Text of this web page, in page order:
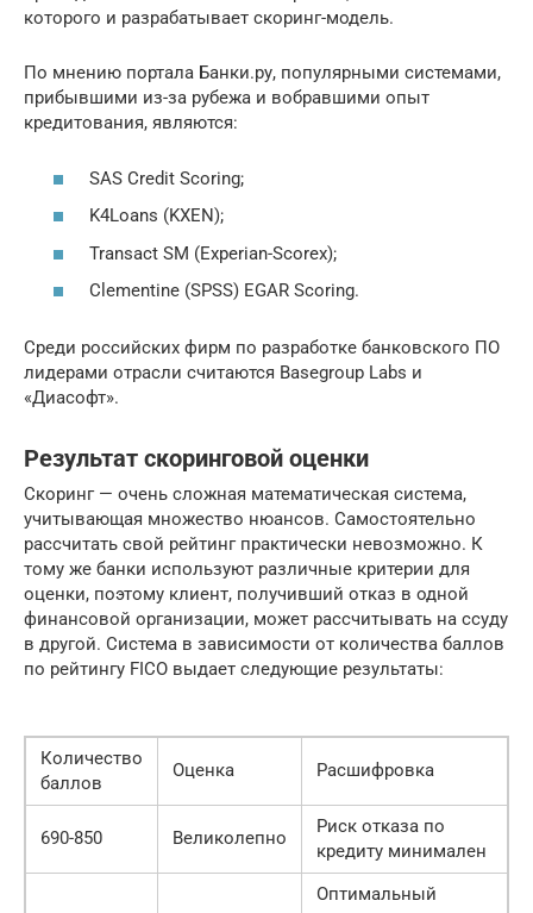
которого и разрабатывает скоринг-модель.
По мнению портала Банки.ру, популярными системами,
прибывшими из-за рубежа и вобравшими опыт
кредитования, являются:
SAS Credit Scoring;
K4Loans (KXEN);
Transact SM (Experian-Scorex);
Clementine (SPSS) EGAR Scoring.
Среди российских фирм по разработке банковского ПО
лидерами отрасли считаются Basegroup Labs и
«Диасофт».
Результат скоринговой оценки
Скоринг — очень сложная математическая система,
учитывающая множество нюансов. Самостоятельно
рассчитать свой рейтинг практически невозможно. К
тому же банки используют различные критерии для
оценки, поэтому клиент, получивший отказ в одной
финансовой организации, может рассчитывать на ссуду
в другой. Система в зависимости от количества баллов
по рейтингу FICO выдает следующие результаты:
Количество
баллов
Оценка Расшифровка
690-850 Великолепно
Риск отказа по
кредиту минимален
Оптимальный